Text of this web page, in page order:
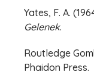
Yates, F. A.
Gelenek.
Routledge
Phaidon Press.